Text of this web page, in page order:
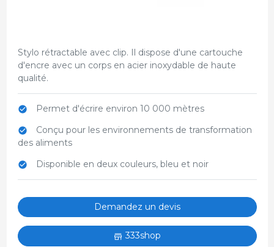
Stylo rétractable avec clip. Il dispose d'une cartouche
d'encre avec un corps en acier inoxydable de haute
qualité.
Permet d'écrire environ 10 000 mètres
Conçu pour les environnements de transformation
des aliments
Disponible en deux couleurs, bleu et noir
Demandez un devis
333shop